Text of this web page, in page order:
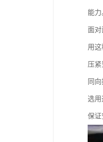
能力
面
用
压紧
同
选用
保证